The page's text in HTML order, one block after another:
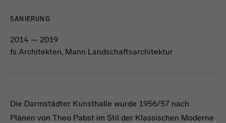
SANIERUNG
2014 — 2019
fs Architekten, Mann Landschaftsarchitektur
Die Darmstädter Kunsthalle wurde 1956/57 nach
Plänen von Theo Pabst im Stil der Klassischen Moderne